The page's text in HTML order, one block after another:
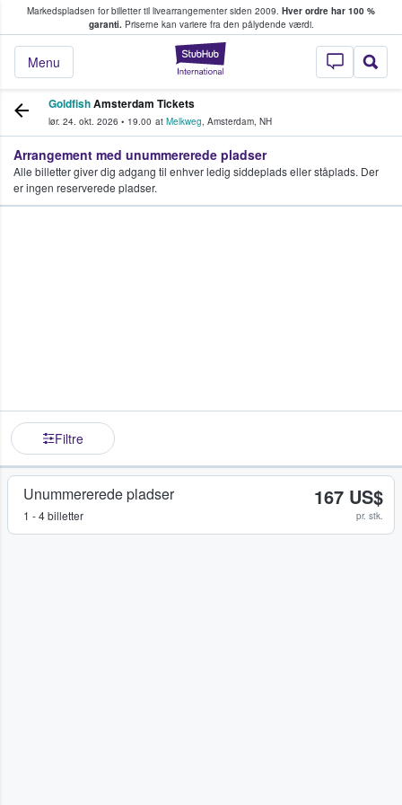
Markedspladsen for billetter til livearrangementer siden 2009. Hver ordre har 100 %
garanti.Priserne kan variere fra den pålydende værdi.
StubHub - Hvor
Menu
køber og sælger billetter
GoldfishAmsterdam Tickets
lør. 24. okt. 2026 • 19.00 at Melkweg, Amsterdam, NH
Arrangement med unummererede pladser
Alle billetter giver dig adgang til enhver ledig siddeplads eller ståplads. Der
er ingen reserverede pladser.
Filtre
Unummererede pladser
1 - 4 billetter
167 US$
pr. stk.